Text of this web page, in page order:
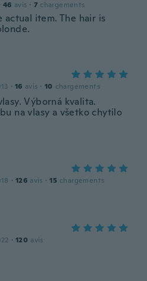
· 46 avis · 7 chargements
actual item. The hair is
· 16 avis · 10 chargements
Výborná kvalita.
na vlasy a všetko chytilo
· 126 avis · 15 chargements
· 120 avis